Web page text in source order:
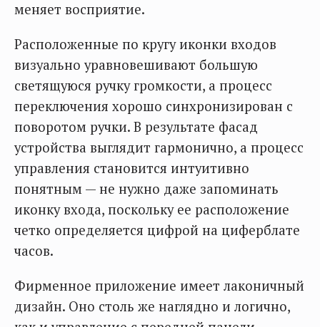
меняет восприятие.
Расположенные по кругу иконки входов
визуально уравновешивают большую
светящуюся ручку громкости, а процесс
переключения хорошо синхронизирован с
поворотом ручки. В результате фасад
устройства выглядит гармонично, а процесс
управления становится интуитивно
понятным — не нужно даже запоминать
иконку входа, поскольку ее расположение
четко определяется цифрой на циферблате
часов.
Фирменное приложение имеет лаконичный
дизайн. Оно столь же наглядно и логично,